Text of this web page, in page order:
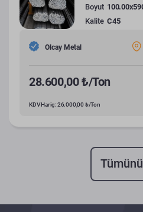
Boyut
Kalite C45
Olcay Metal
28.600,00 ₺/Ton
KDV Hariç: 26.000,00 ₺/Ton